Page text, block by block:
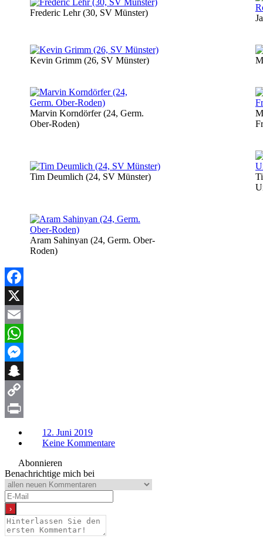
Frederic Lehr (30, SV Münster)
Kevin Grimm (26, SV Münster)
Marvin Korndörfer (24, Germ.
Ober-Roden)
Tim Deumlich (24, SV Münster)
Aram Sahinyan (24, Germ. Ober-
Roden)
Facebook
X
Email
WhatsApp
Messenger
Snapchat
Copy
12. Juni 2019
Keine Kommentare
Abonnieren
Benachrichtige mich bei